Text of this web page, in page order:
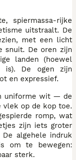
spiermassa-rijke
uitstraalt. De
met een licht
snuit. De oren zijn
landen (hoewel
is). De ogen zijn
en expressief.
uniforme wit — de
vlek op de kop toe.
romp, wat
zijn iets groter
algehele indruk
om te bewegen:
sterk.